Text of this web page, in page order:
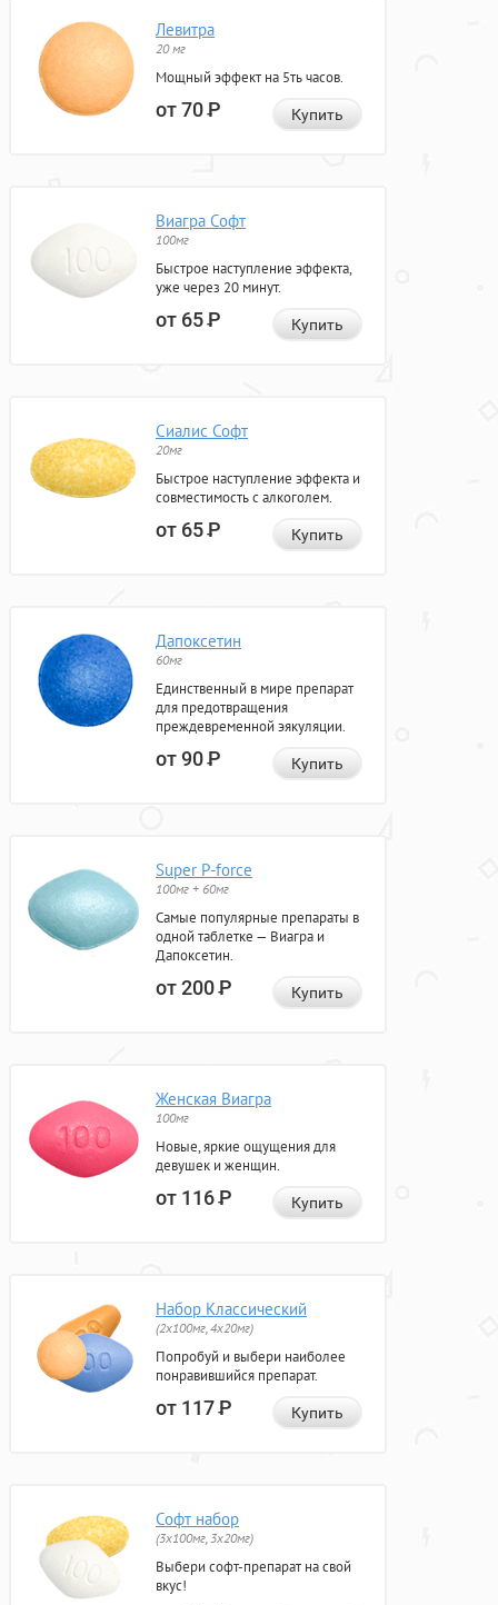
Левитра
20 мг
Мощный эффект на 5ть часов.
от 70Р Купить
Виагра Софт
100мг
Быстрое наступление эффекта,
уже через 20 минут.
от 65Р Купить
Сиалис Софт
20мг
Быстрое наступление эффекта и
совместимость с алкоголем.
от 65Р Купить
Дапоксетин
60мг
Единственный в мире препарат
для предотвращения
преждевременной эякуляции.
от 90Р Купить
Super P-force
100мг + 60мг
Самые популярные препараты в
одной таблетке — Виагра и
Дапоксетин.
от 200Р Купить
Женская Виагра
100мг
Новые, яркие ощущения для
девушек и женщин.
от 116Р Купить
Набор Классический
(2x100мг, 4x20мг)
Попробуй и выбери наиболее
понравившийся препарат.
от 117Р Купить
Софт набор
(3x100мг, 3x20мг)
Выбери софт-препарат на свой
вкус!